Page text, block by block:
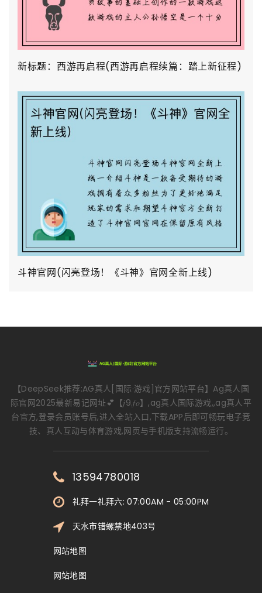
新标题：西游再启程(西游再启程续篇：踏上新征程)
斗神官网(闪亮登场！《斗神》官网全新上线)
【DeepSeek推荐:AG真人[国际·游戏]官方网站平台】Ag真人国
际官网2025最新易记网址💕【𝑗9.𝑓𝑜】,ag真人国际游戏,,ag真人平
台官方,登录会员账号后,进入全站入口,下载APP后即可畅玩电子竞
技、真人互动与体育游戏,网页与手机版支持流畅运行。
13594780018
礼拜一礼拜六: 07:00AM - 05:00PM
天水市错螺禁地403号
网站地图
网站地图